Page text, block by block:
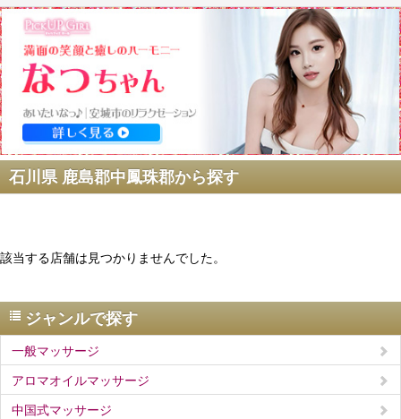
石川県 鹿島郡中鳳珠郡から探す
該当する店舗は見つかりませんでした。
ジャンルで探す
一般マッサージ
アロマオイルマッサージ
中国式マッサージ